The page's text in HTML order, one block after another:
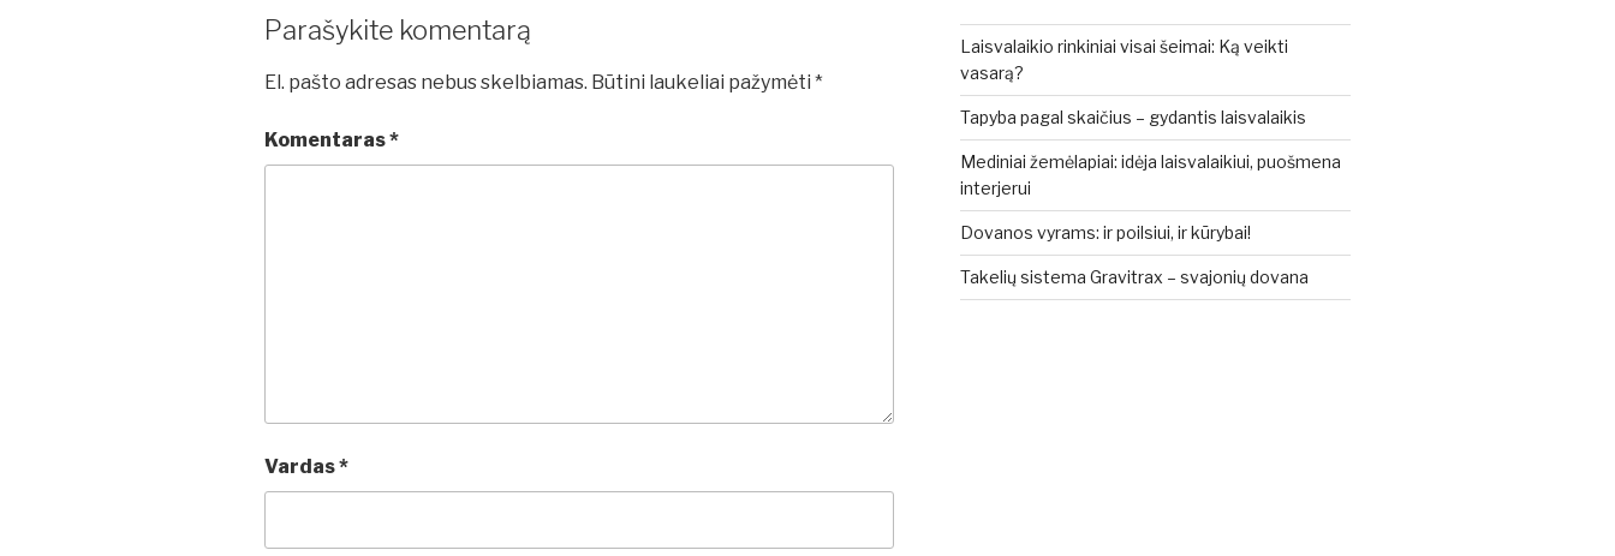
Parašykite komentarą
El. pašto adresas nebus skelbiamas. Būtini laukeliai pažymėti *
Komentaras*
Vardas*
Laisvalaikio rinkiniai visai šeimai: Ką veikti
vasarą?
Tapyba pagal skaičius – gydantis laisvalaikis
Mediniai žemėlapiai: idėja laisvalaikiui, puošmena
interjerui
Dovanos vyrams: ir poilsiui, ir kūrybai!
Takelių sistema Gravitrax – svajonių dovana